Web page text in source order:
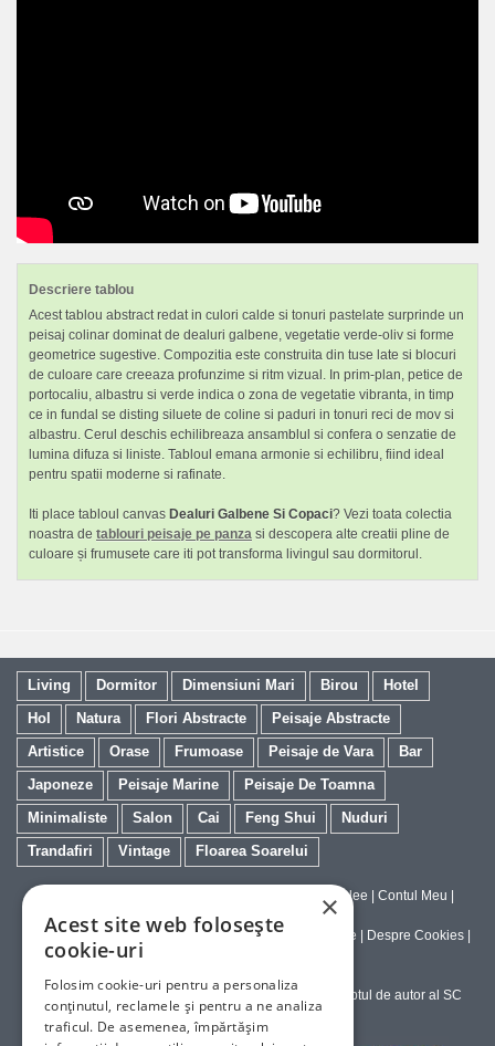
Descriere tablou
Acest tablou abstract redat in culori calde si tonuri pastelate surprinde un
peisaj colinar dominat de dealuri galbene, vegetatie verde-oliv si forme
geometrice sugestive. Compozitia este construita din tuse late si blocuri
de culoare care creeaza profunzime si ritm vizual. In prim-plan, petice de
portocaliu, albastru si verde indica o zona de vegetatie vibranta, in timp
ce in fundal se disting siluete de coline si paduri in tonuri reci de mov si
albastru. Cerul deschis echilibreaza ansamblul si confera o senzatie de
lumina difuza si liniste. Tabloul emana armonie si echilibru, fiind ideal
pentru spatii moderne si rafinate.
Iti place tabloul canvas Dealuri Galbene Si Copaci? Vezi toata colectia
noastra de tablouri peisaje pe panza si descopera alte creatii pline de
culoare și frumusete care iti pot transforma livingul sau dormitorul.
Living Dormitor Dimensiuni Mari Birou
Hotel
Hol
Natura Flori Abstracte
Peisaje Abstracte
Artistice
Orase Frumoase Peisaje de Vara
Bar
Japoneze
Peisaje Marine
Peisaje De Toamna
Minimaliste
Salon Cai Feng Shui
Nuduri
Trandafiri
Vintage Floarea Soarelui
Calitatea Tablourilor Giclee Contul Meu
Tablouri la Comanda
Politica de Livrare si Retur| Politica de Confidentialitate Despre Cookies
Copyright © 2023-2026 - Textele şi imaginile sub dreptul de autor al SC
ArtInvest SRL
×
Acest site web folosește
cookie-uri
Folosim cookie-uri pentru a personaliza
conținutul, reclamele și pentru a ne analiza
traficul. De asemenea, împărtășim